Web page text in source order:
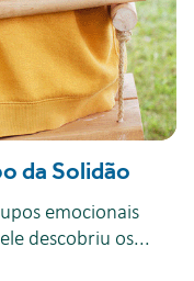
da Solidão
emocionais
descobriu os...